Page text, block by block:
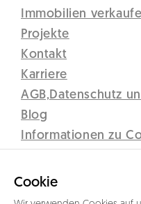
Immobilien
Projekte
Kontakt
Karriere
AGB,Datenschutz
Blog
Informationen zu
Lipno Real s.r.o.
Cookie